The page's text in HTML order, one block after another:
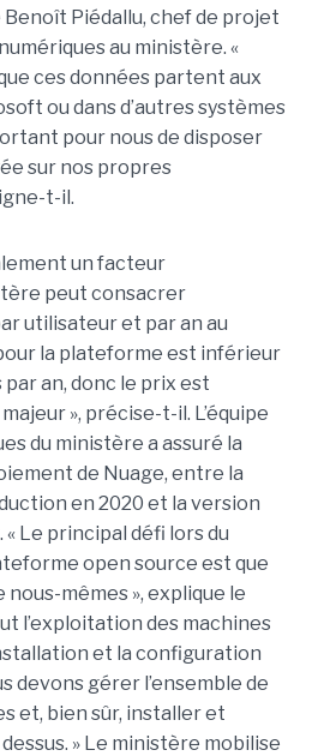
Piédallu, chef de projet
au ministère. «
ces données partent aux
ou dans d’autres systèmes
pour nous de disposer
sur nos propres
t-il.
un facteur
peut consacrer
utilisateur et par an au
la plateforme est inférieur
par an, donc le prix est
», précise-t-il. L’équipe
du ministère a assuré la
de Nuage, entre la
en 2020 et la version
Le principal défi lors du
open source est que
mêmes », explique le
l’exploitation des machines
et la configuration
devons gérer l’ensemble de
et, bien sûr, installer et
» Le ministère mobilise